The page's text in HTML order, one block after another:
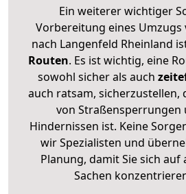
Ein weiterer wichtiger
Vorbereitung eines Umzugs
nach Langenfeld Rheinland
Routen. Es ist wichtig, eine
sowohl sicher als auch
auch ratsam, sicherzustellen,
von Straßensperrungen
Hindernissen ist. Keine
wir Spezialisten und
Planung, damit Sie sich
Sachen